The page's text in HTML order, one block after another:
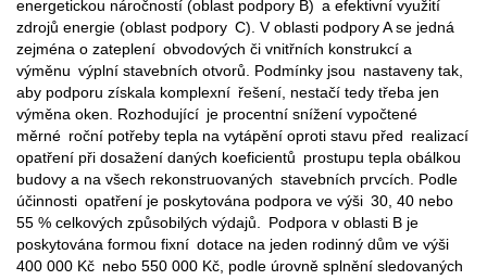
energetickou náročností (oblast podpory B) a efektivní využití
zdrojů energie (oblast podpory C). V oblasti podpory A se jedná
zejména o zateplení obvodových či vnitřních konstrukcí a
výměnu výplní stavebních otvorů. Podmínky jsou nastaveny tak,
aby podporu získala komplexní řešení, nestačí tedy třeba jen
výměna oken. Rozhodující je procentní snížení vypočtené
měrné roční potřeby tepla na vytápění oproti stavu před realizací
opatření při dosažení daných koeficientů prostupu tepla obálkou
budovy a na všech rekonstruovaných stavebních prvcích. Podle
účinnosti opatření je poskytována podpora ve výši 30, 40 nebo
55 % celkových způsobilých výdajů. Podpora v oblasti B je
poskytována formou fixní dotace na jeden rodinný dům ve výši
400 000 Kč nebo 550 000 Kč, podle úrovně splnění sledovaných